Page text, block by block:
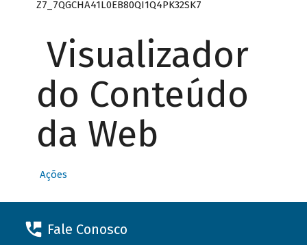
Z7_7QGCHA41L0EB80QI1Q4PK32SK7
Visualizador
do Conteúdo
da Web
Ações
Fale Conosco